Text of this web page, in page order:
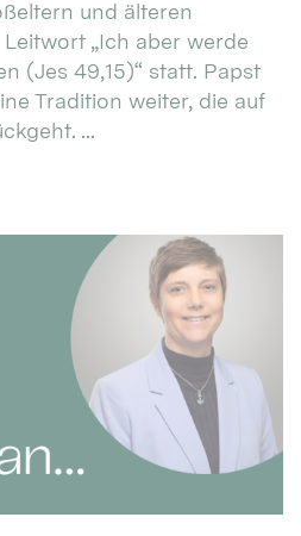
und älteren
„Ich aber werde
(Jes 49,15)“ statt. Papst
Tradition weiter, die auf
...